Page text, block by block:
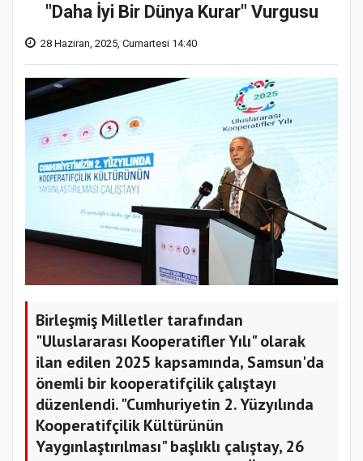
"Daha İyi Bir Dünya Kurar" Vurgusu
28 Haziran, 2025, Cumartesi 14:40
Birleşmiş Milletler tarafından
"Uluslararası Kooperatifler Yılı" olarak
ilan edilen 2025 kapsamında, Samsun'da
önemli bir kooperatifçilik çalıştayı
düzenlendi. "Cumhuriyetin 2. Yüzyılında
Kooperatifçilik Kültürünün
Yaygınlaştırılması" başlıklı çalıştay, 26